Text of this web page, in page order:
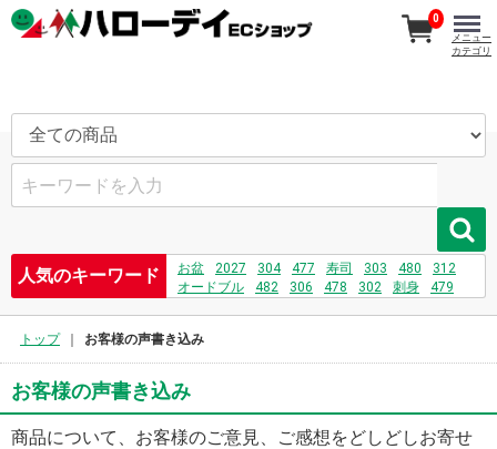
人気のキーワード お盆 2027 304 477 寿司 303 480
312
オードブル
482 306 478 302 刺身
479
0
メニュー
カテゴリ
トップ お客様の声書き込み
お客様の声書き込み
商品について、お客様のご意見、ご感想をどしどしお寄せ